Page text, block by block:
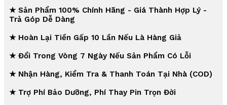
★ Sản Phẩm 100% Chính Hãng - Giá Thành Hợp Lý -
Trả Góp Dễ Dàng
★ Hoàn Lại Tiền Gấp 10 Lần Nếu Là Hàng Giả
★ Đổi Trong Vòng 7 Ngày Nếu Sản Phẩm Có Lỗi
★ Nhận Hàng, Kiểm Tra & Thanh Toán Tại Nhà (COD)
★ Trợ Phí Bảo Dưỡng, Phí Thay Pin Trọn Đời